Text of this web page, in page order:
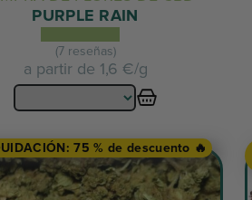
PURPLE RAIN
(7 reseñas)
a partir de 1,6 €/g
75 % de descuento 🔥